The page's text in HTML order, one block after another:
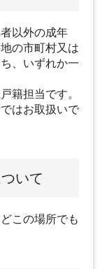
以外の成年
の市町村又は
、いずれか一
籍担当です。
はお取扱いで
いて
この場所でも